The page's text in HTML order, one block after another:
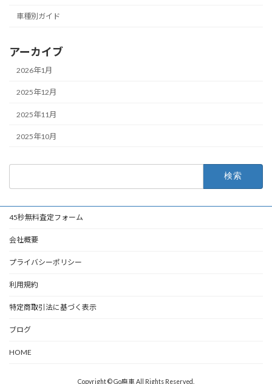
車種別ガイド
アーカイブ
2026年1月
2025年12月
2025年11月
2025年10月
45秒無料査定フォーム
会社概要
プライバシーポリシー
利用規約
特定商取引法に基づく表示
ブログ
HOME
Copyright © Go廃車 All Rights Reserved.